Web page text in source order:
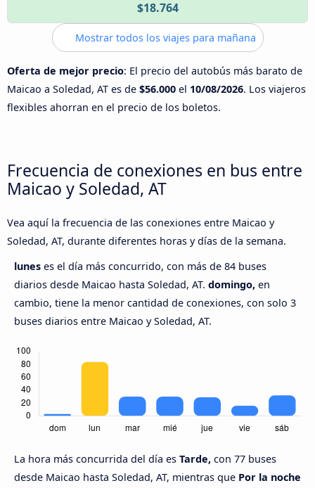
$18.764
Mostrar todos los viajes para mañana
Oferta de mejor precio: El precio del autobús más barato de
Maicao a Soledad, AT es de $56.000 el 10/08/2026. Los viajeros
flexibles ahorran en el precio de los boletos.
Frecuencia de conexiones en bus entre
Maicao y Soledad, AT
Vea aquí la frecuencia de las conexiones entre Maicao y
Soledad, AT, durante diferentes horas y días de la semana.
lunes es el día más concurrido, con más de 84 buses
diarios desde Maicao hasta Soledad, AT. domingo, en
cambio, tiene la menor cantidad de conexiones, con solo 3
buses diarios entre Maicao y Soledad, AT.
La hora más concurrida del día es Tarde, con 77 buses
desde Maicao hasta Soledad, AT, mientras que Por la noche